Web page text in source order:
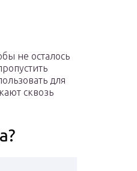
не осталось
для
сквозь